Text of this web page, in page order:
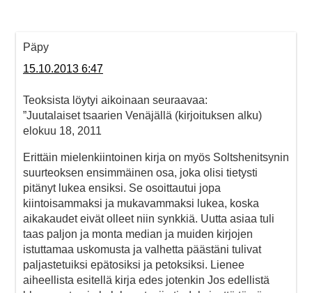
Päpy
15.10.2013 6:47
Teoksista löytyi aikoinaan seuraavaa:
”Juutalaiset tsaarien Venäjällä (kirjoituksen alku)
elokuu 18, 2011
Erittäin mielenkiintoinen kirja on myös Soltshenitsynin
suurteoksen ensimmäinen osa, joka olisi tietysti
pitänyt lukea ensiksi. Se osoittautui jopa
kiintoisammaksi ja mukavammaksi lukea, koska
aikakaudet eivät olleet niin synkkiä. Uutta asiaa tuli
taas paljon ja monta median ja muiden kirjojen
istuttamaa uskomusta ja valhetta päästäni tulivat
paljastetuiksi epätosiksi ja petoksiksi. Lienee
aiheellista esitellä kirja edes jotenkin Jos edellistä